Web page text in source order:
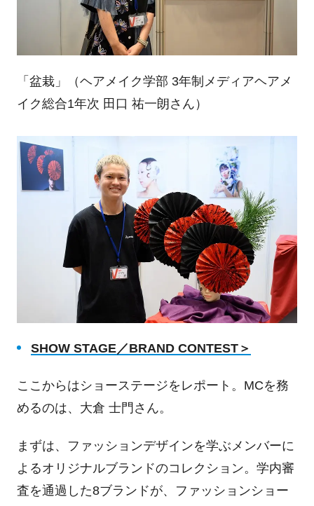
「盆栽」（ヘアメイク学部 3年制メディアヘアメ
イク総合1年次 田口 祐一朗さん）
SHOW STAGE／BRAND CONTEST＞
ここからはショーステージをレポート。 MCを務
めるのは、大倉 士門さん。
まずは、ファッションデザインを学ぶメンバーに
よるオリジナルブランドのコレクション。学内審
査を通過した8ブランドが、ファッションショー